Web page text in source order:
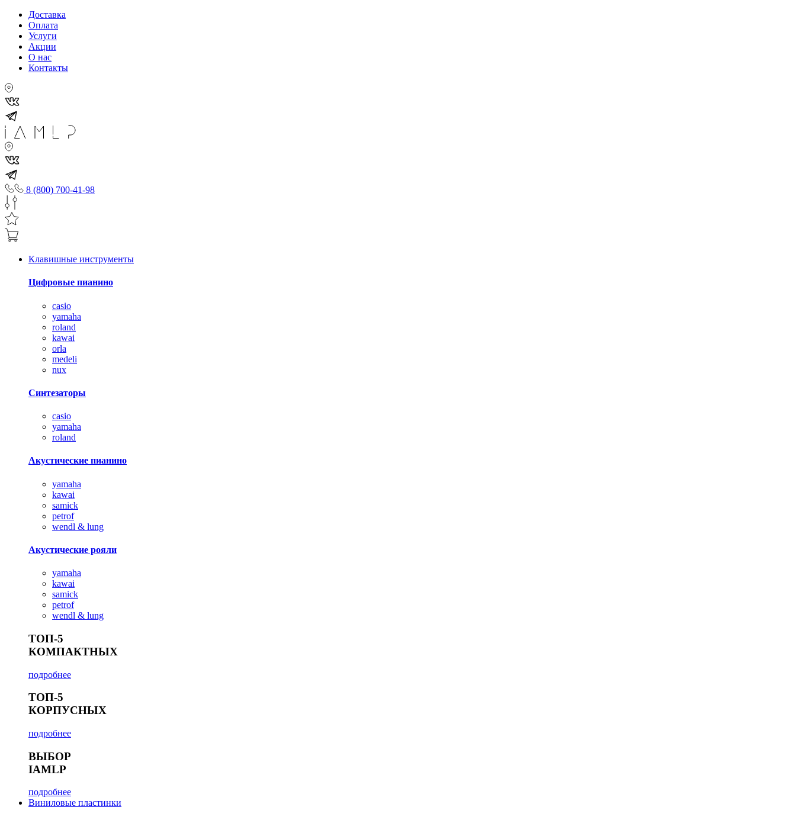
Доставка
Оплата
Услуги
Акции
О нас
Контакты
8 (800) 700-41-98
Клавишные инструменты
Цифровые пианино
casio
yamaha
roland
kawai
orla
medeli
nux
Синтезаторы
casio
yamaha
roland
Акустические пианино
yamaha
kawai
samick
petrof
wendl & lung
Акустические рояли
yamaha
kawai
samick
petrof
wendl & lung
ТОП-5
КОМПАКТНЫХ
подробнее
ТОП-5
КОРПУСНЫХ
подробнее
ВЫБОР
IAMLP
подробнее
Виниловые пластинки